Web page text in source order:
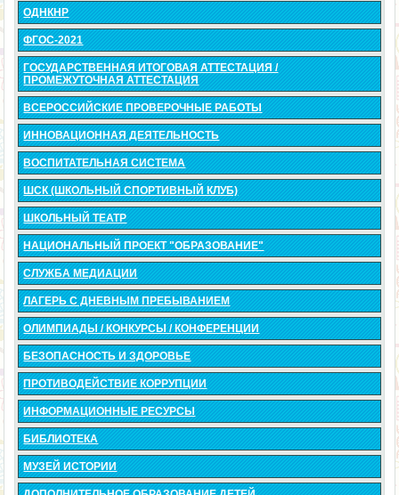
ОДНКНР
ФГОС-2021
ГОСУДАРСТВЕННАЯ ИТОГОВАЯ АТТЕСТАЦИЯ /
ПРОМЕЖУТОЧНАЯ АТТЕСТАЦИЯ
ВСЕРОССИЙСКИЕ ПРОВЕРОЧНЫЕ РАБОТЫ
ИННОВАЦИОННАЯ ДЕЯТЕЛЬНОСТЬ
ВОСПИТАТЕЛЬНАЯ СИСТЕМА
ШСК (ШКОЛЬНЫЙ СПОРТИВНЫЙ КЛУБ)
ШКОЛЬНЫЙ ТЕАТР
НАЦИОНАЛЬНЫЙ ПРОЕКТ "ОБРАЗОВАНИЕ"
СЛУЖБА МЕДИАЦИИ
ЛАГЕРЬ С ДНЕВНЫМ ПРЕБЫВАНИЕМ
ОЛИМПИАДЫ / КОНКУРСЫ / КОНФЕРЕНЦИИ
БЕЗОПАСНОСТЬ И ЗДОРОВЬЕ
ПРОТИВОДЕЙСТВИЕ КОРРУПЦИИ
ИНФОРМАЦИОННЫЕ РЕСУРСЫ
БИБЛИОТЕКА
МУЗЕЙ ИСТОРИИ